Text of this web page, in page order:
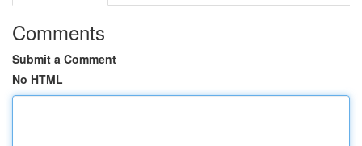
Comments
Submit a Comment
No HTML